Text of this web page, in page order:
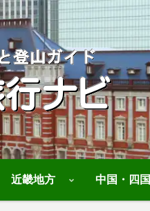
近畿地方 中国・四国